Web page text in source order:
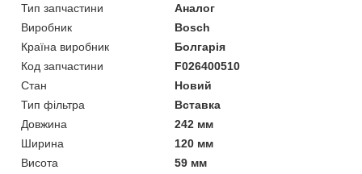
Тип запчастини
Аналог
Виробник
Bosch
Країна виробник
Болгарія
Код запчастини
F026400510
Стан
Новий
Тип фільтра
Вставка
Довжина
242 мм
Ширина
120 мм
Висота
59 мм